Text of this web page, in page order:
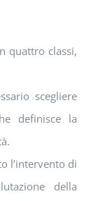
quattro classi,
scegliere
definisce la
l’intervento di
della